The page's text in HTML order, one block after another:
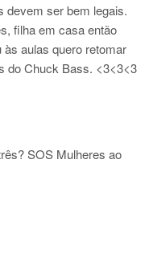
devem ser bem legais.
filha em casa então
aulas quero retomar
do Chuck Bass. <3<3<3
SOS Mulheres ao